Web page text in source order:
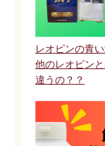
レオピンの青
他のレオピン
違うの？？